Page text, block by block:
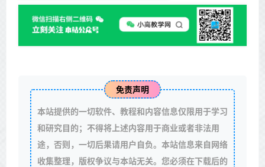
免责声明
本站提供的一切软件、教程和内容信息仅限用于学习
和研究目的；不得将上述内容用于商业或者非法用
途，否则，一切后果请用户自负。本站信息来自网络
收集整理，版权争议与本站无关。您必须在下载后的